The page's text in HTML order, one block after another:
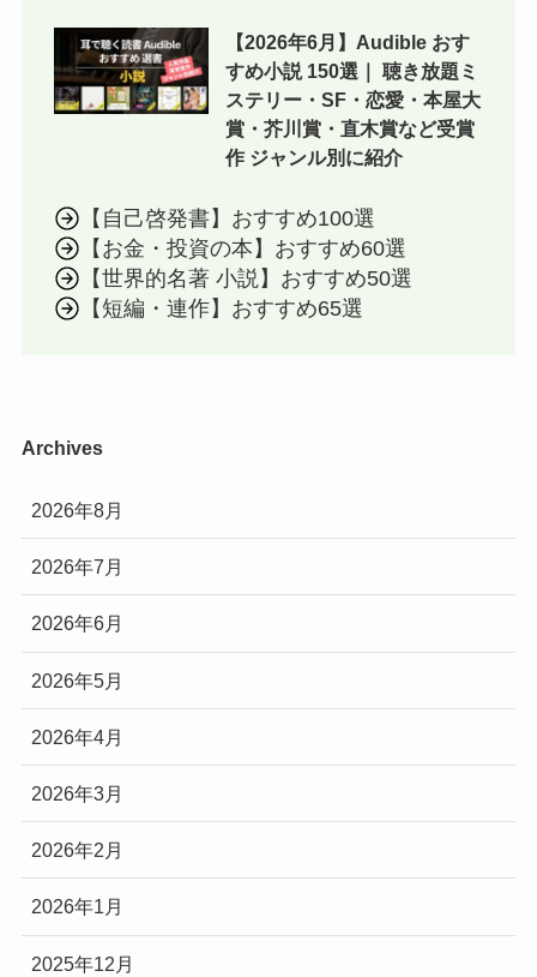
【2026年6月】Audible おす
すめ小説 150選｜ 聴き放題ミ
ステリー・SF・恋愛・本屋大
賞・芥川賞・直木賞など受賞
作 ジャンル別に紹介
【自己啓発書】おすすめ100選
【お金・投資の本】おすすめ60選
【世界的名著 小説】おすすめ50選
【短編・連作】おすすめ65選
Archives
2026年8月
2026年7月
2026年6月
2026年5月
2026年4月
2026年3月
2026年2月
2026年1月
2025年12月